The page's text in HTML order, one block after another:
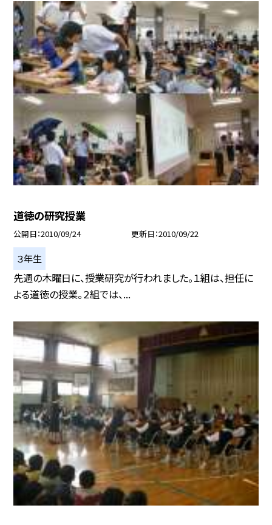
道徳の研究授業
公開日 2010/09/24 更新日 2010/09/22
３年生
先週の木曜日に、授業研究が行われました。１組は、担任に
よる道徳の授業。２組では、...